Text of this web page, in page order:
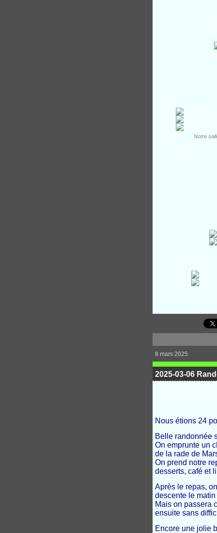
Notre
8 mars 2025
2025-03-06
Nous étions 24
Belle randonnée
On emprunte un
de la rade de
On prend notre
desserts, café et
Après le repas,
descente le
Mais on passera
ensuite sans
Encore une jolie